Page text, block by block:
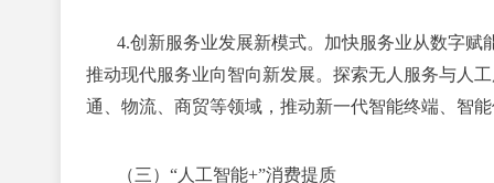
4.创新服务业发展新模式。 加快服务业从数字赋
推动现代服务业向智向新发展。探索无人服务与人
通、物流、商贸等领域，推动新一代智能终端、智
（三）“人工智能+”消费提质